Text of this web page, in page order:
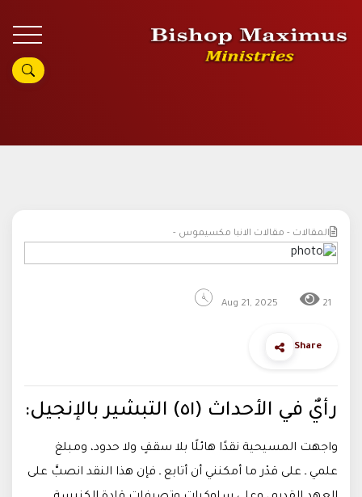
المقالات - مقالات الانبا مكسيموس -
Aug 21, 2025 21
Share
رأيٌ في الأحداث (٥١) التبشير بالإنجيل:
واجهت المسيحية نقدًا هائلًا بلا سقفٍ ولا حدود، ومبلغ
علمي ـ على قدْر ما أمكنني أن أتابع ـ فإن هذا النقد انصبَّ على